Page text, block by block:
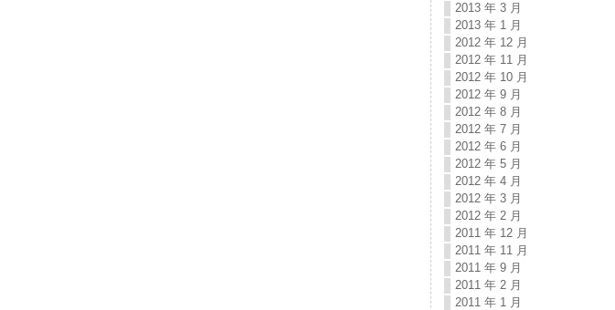
2013 年 3 月
2013 年 1 月
2012 年 12 月
2012 年 11 月
2012 年 10 月
2012 年 9 月
2012 年 8 月
2012 年 7 月
2012 年 6 月
2012 年 5 月
2012 年 4 月
2012 年 3 月
2012 年 2 月
2011 年 12 月
2011 年 11 月
2011 年 9 月
2011 年 2 月
2011 年 1 月